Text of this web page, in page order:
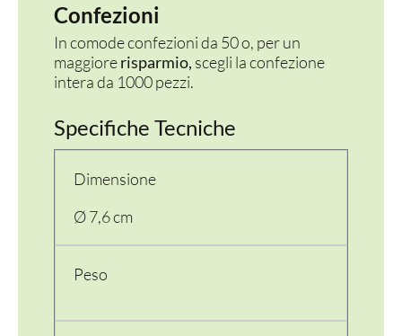
Confezioni
In comode confezioni da 50 o, per un
maggiorerisparmio, scegli la confezione
intera da 1000 pezzi.
Specifiche Tecniche
Dimensione
Ø 7,6 cm
Peso